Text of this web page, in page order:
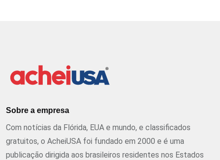
Sobre a empresa
Com notícias da Flórida, EUA e mundo, e classificados
gratuitos, o AcheiUSA foi fundado em 2000 e é uma
publicação dirigida aos brasileiros residentes nos Estados